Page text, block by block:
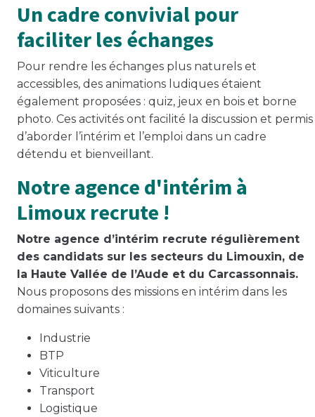
Un cadre convivial pour
faciliter les échanges
Pour rendre les échanges plus naturels et
accessibles, des animations ludiques étaient
également proposées : quiz, jeux en bois et borne
photo. Ces activités ont facilité la discussion et permis
d’aborder l’intérim et l’emploi dans un cadre
détendu et bienveillant.
Notre agence d'intérim à
Limoux recrute !
Notre agence d’intérim recrute régulièrement
des candidats sur les secteurs du Limouxin, de
la Haute Vallée de l’Aude et du Carcassonnais.
Nous proposons des missions en intérim dans les
domaines suivants :
Industrie
BTP
Viticulture
Transport
Logistique